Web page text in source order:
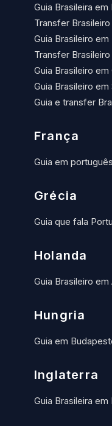
Guia Brasileira em
Transfer
Guia Brasileiro
Transfer
Guia Brasileiro em
Guia Brasileiro
Guia e transfer
França
Guia em
Grécia
Guia que fala
Holanda
Guia Brasileiro
Hungria
Guia em
Inglaterra
Guia Brasileira em